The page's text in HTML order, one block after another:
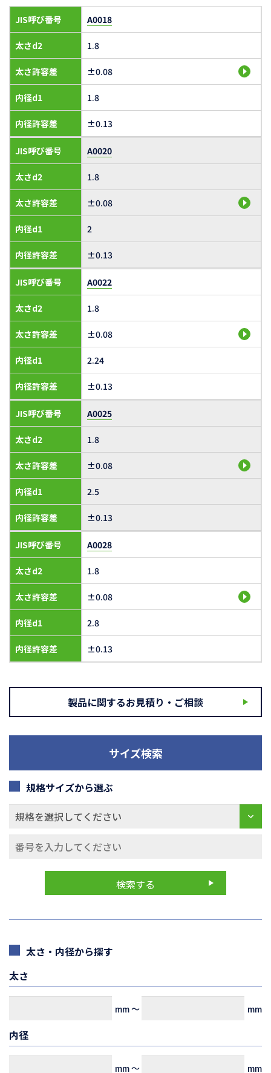
JIS呼び番号
太さd2
太さ許容差
内径d1
内径許容差
A0018
1.8
±0.08
1.8
±0.13
JIS呼び番号
太さd2
太さ許容差
内径d1
内径許容差
A0020
1.8
±0.08
2
±0.13
JIS呼び番号
太さd2
太さ許容差
内径d1
内径許容差
A0022
1.8
±0.08
2.24
±0.13
JIS呼び番号
太さd2
太さ許容差
内径d1
内径許容差
A0025
1.8
±0.08
2.5
±0.13
JIS呼び番号
太さd2
太さ許容差
内径d1
内径許容差
A0028
1.8
±0.08
2.8
±0.13
製品に関するお見積り・ご相談
サイズ検索
規格サイズから選ぶ
太さ・内径から探す
太さ
mm～ mm
内径
mm～ mm